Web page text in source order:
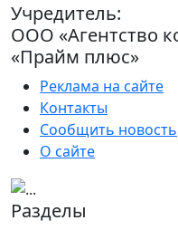
Учредитель:
ООО «Агентство
«Прайм плюс»
Реклама на сайте
Контакты
Сообщить новость
О сайте
Разделы